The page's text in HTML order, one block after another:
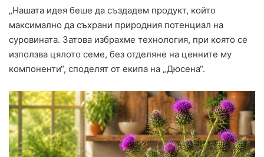
„Нашата идея беше да създадем продукт, който
максимално да съхрани природния потенциал на
суровината. Затова избрахме технология, при която се
използва цялото семе, без отделяне на ценните му
компоненти“, споделят от екипа на „Дюсена“.